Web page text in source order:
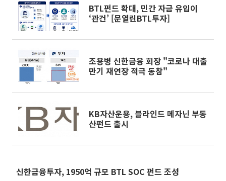
BTL펀드 확대, 민간 자금 유입이
‘관건’ [문열린BTL투자]
조용병 신한금융 회장 "코로나 대출
만기 재연장 적극 동참"
KB자산운용, 블라인드 메자닌 부동
산펀드 출시
신한금융투자, 1950억 규모 BTL SOC 펀드 조성